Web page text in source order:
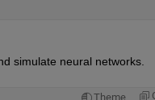
simulate neural networks.
Theme